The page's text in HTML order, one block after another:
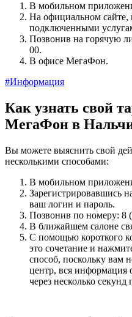
В мобильном
На официальном сайте,
подключенными
Позвонив на горячую
00.
В офисе МегаФон.
#Информация
Как узнать свой
МегаФон в
Вы можете выяснить свой
несколькими способами:
В мобильном
Зарегистрировавшись
ваш логин и пароль.
Позвонив по номеру: 8
В ближайшем салоне
С помощью короткого
это сочетание и
способ, поскольку вам
центр, вся информация
через несколько